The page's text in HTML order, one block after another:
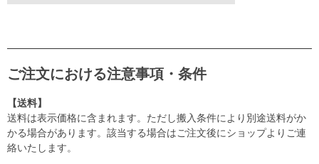
ご注文における注意事項・条件
【送料】
送料は表示価格に含まれます。ただし搬入条件により別途送料がか
かる場合があります。該当する場合はご注文後にショップよりご連
絡いたします。